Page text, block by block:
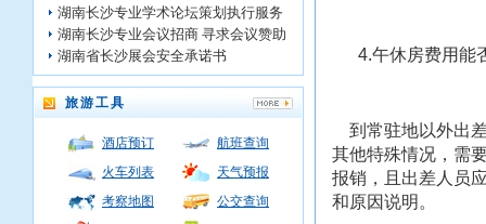
湖南长沙专业学术论坛策划执行服务
湖南长沙专业会议招商 寻求会议赞助
湖南省长沙展会安全承诺书
旅游工具
酒店预订
航班查询
火车列表
天气预报
考察地图
公交查询
4.午休房费用能
到常驻地以外出
其他特殊情况，需
报销，且出差人员
和原因说明。